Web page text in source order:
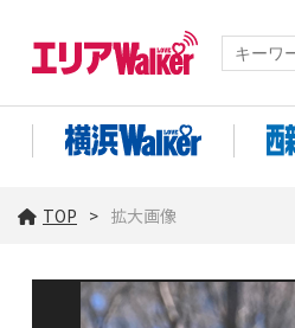
TOP 拡大画像